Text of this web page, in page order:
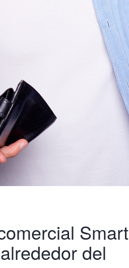
Smart
del